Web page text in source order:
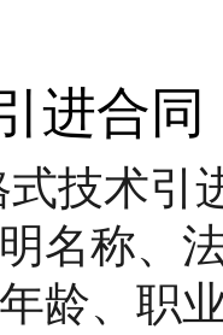
进合同
式技术引
名称、
龄、职